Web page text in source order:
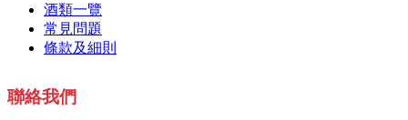
酒類一覽
常見問題
條款及細則
聯絡我們